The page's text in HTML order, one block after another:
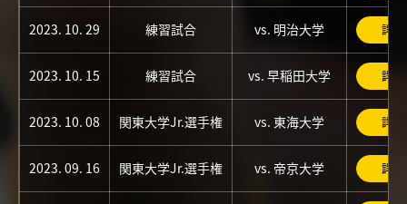
2023. 10. 29 練習試合 vs. 明治大学 詳細
2023. 10. 15 練習試合 vs. 早稲田大学 詳細
2023. 10. 08 関東大学Jr.選手権 vs. 東海大学 詳細
2023. 09. 16 関東大学Jr.選手権 vs. 帝京大学 詳細